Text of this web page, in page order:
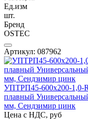
Ед.изм
шт.
Бренд
OSTEC
Артикул: 087962
УПТРП45-600х200-1,0-
плавный
мм, Сендзимир цинк
Цена с НДС, руб